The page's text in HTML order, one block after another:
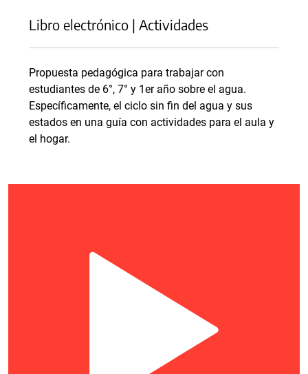
Libro electrónico | Actividades
Propuesta pedagógica para trabajar con
estudiantes de 6°, 7° y 1er año sobre el agua.
Específicamente, el ciclo sin fin del agua y sus
estados en una guía con actividades para el aula y
el hogar.